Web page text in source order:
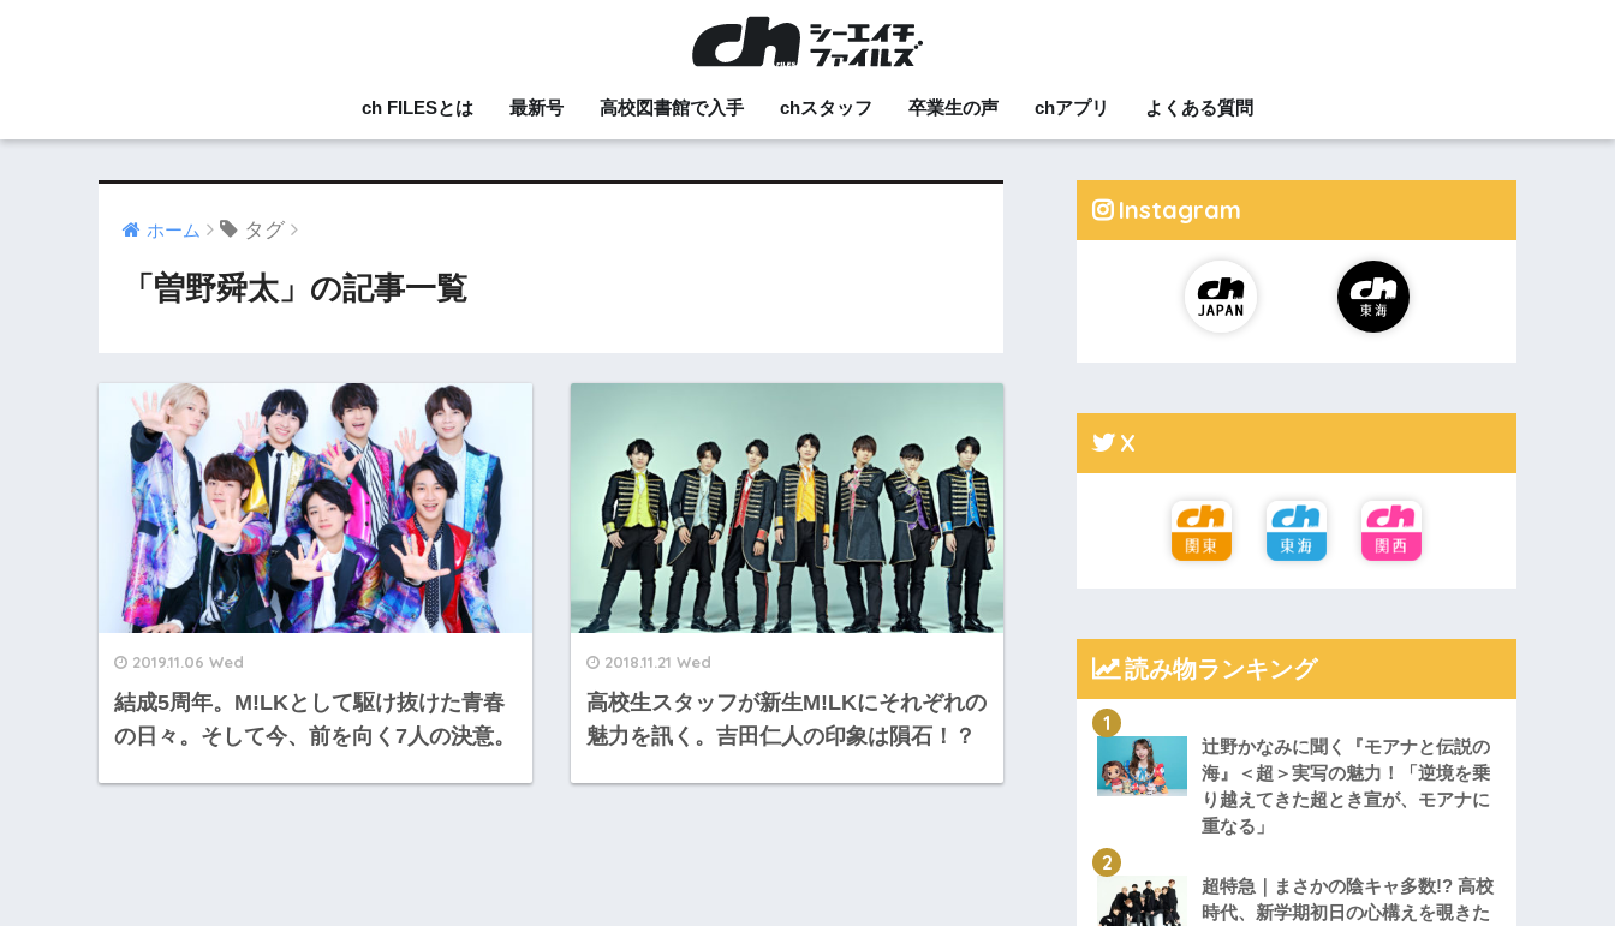
ch FILESとは 最新号 高校図書館で入手 chスタッフ 卒業生の声 chアプリ よくある質問
ホーム タグ
「曽野舜太」の記事一覧
2019.11.06 Wed
結成5周年。M!LKとして駆け抜けた青春
の日々。そして今、前を向く7人の決意。
2018.11.21 Wed
高校生スタッフが新生M!LKにそれぞれの
魅力を訊く。吉田仁人の印象は隕石！？
Instagram
X
読み物ランキング
辻野かなみに聞く『モアナと伝説の
海』＜超＞実写の魅力！「逆境を乗
り越えてきた超とき宣が、モアナに
重なる」
超特急｜まさかの陰キャ多数!? 高校
時代、新学期初日の心構えを覗きた